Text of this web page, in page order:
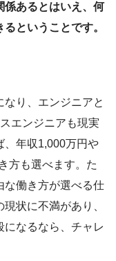
係あるとはいえ、何
ということです。
り、エンジニアと
エンジニアも現実
、年収1,000万円や
方も選べます。た
な働き方が選べる仕
状に不満があり、
になるなら、チャレ